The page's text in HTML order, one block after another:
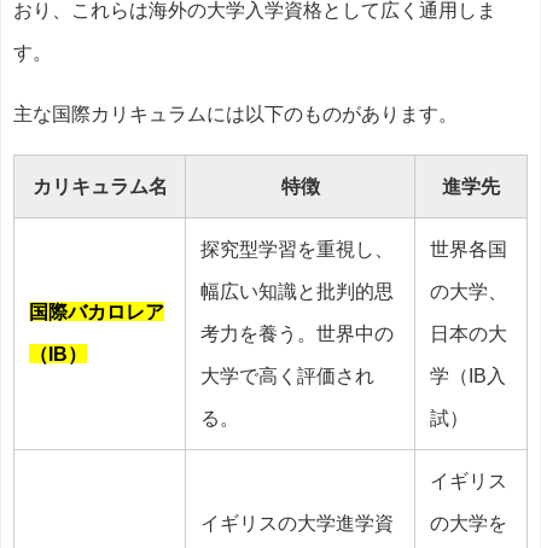
おり、これらは海外の大学入学資格として広く通用しま
す。
主な国際カリキュラムには以下のものがあります。
カリキュラム名 特徴 進学先
国際バカロレア
（IB）
探究型学習を重視し、
幅広い知識と批判的思
考力を養う。世界中の
大学で高く評価され
る。
世界各国
の大学、
日本の大
学（IB入
試）
イギリスの大学進学資
イギリス
の大学を